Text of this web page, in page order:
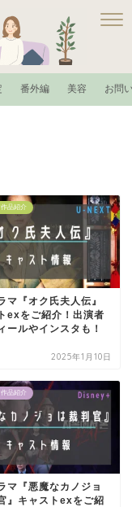
番外編 美容 お問
品紹介
マ『オク氏夫人伝』
exをご紹介！出演者
ールやインスタも！
2025年1月10日
品紹介
マ『悪魔なカノジョ
』キャストexをご紹